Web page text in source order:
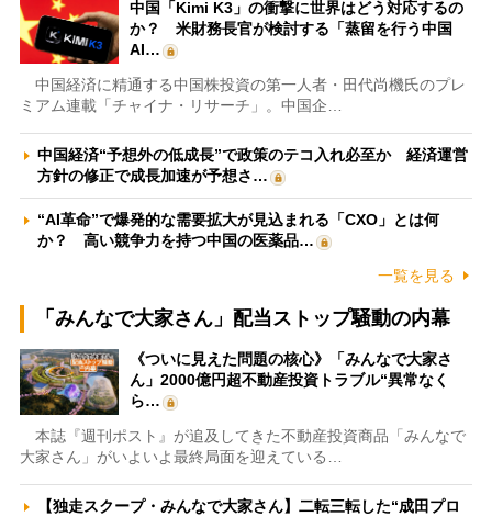
中国「Kimi K3」の衝撃に世界はどう対応するの
か？ 米財務長官が検討する「蒸留を行う中国
AI…
中国経済に精通する中国株投資の第一人者・田代尚機氏のプレ
ミアム連載「チャイナ・リサーチ」。中国企…
中国経済“予想外の低成長”で政策のテコ入れ必至か 経済運営
方針の修正で成長加速が予想さ…
“AI革命”で爆発的な需要拡大が見込まれる「CXO」とは何
か？ 高い競争力を持つ中国の医薬品…
一覧を見る
「みんなで大家さん」配当ストップ騒動の内幕
《ついに見えた問題の核心》「みんなで大家さ
ん」2000億円超不動産投資トラブル“異常なく
ら…
本誌『週刊ポスト』が追及してきた不動産投資商品「みんなで
大家さん」がいよいよ最終局面を迎えている…
【独走スクープ・みんなで大家さん】二転三転した“成田プロ